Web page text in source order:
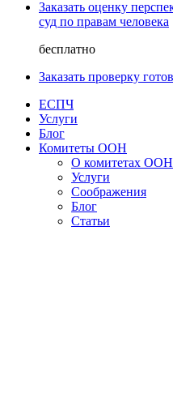
Заказать оценку
суд по правам человека
бесплатно
Заказать проверку
ЕСПЧ
Услуги
Блог
Комитеты ООН
О комитетах ООН
Услуги
Соображения
Блог
Статьи